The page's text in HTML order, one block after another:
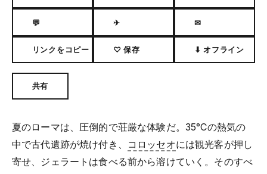
💬 ✈ ✉
リンクをコピー ♡ 保存 ⬇ オフライン
共有
夏のローマは、圧倒的で荘厳な体験だ。35°Cの熱気の
中で古代遺跡が焼け付き、
コロッセオには観光客が押し
寄せ、ジェラートは食べる前から溶けていく。そのすべ